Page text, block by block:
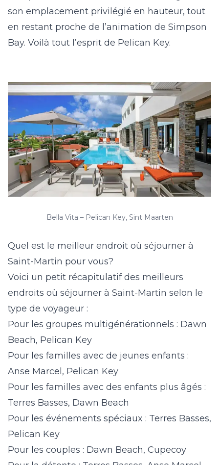
son emplacement privilégié en hauteur, tout
en restant proche de l’animation de Simpson
Bay. Voilà tout l’esprit de Pelican Key.
Bella Vita – Pelican Key, Sint Maarten
Quel est le meilleur endroit où séjourner à
Saint-Martin pour vous?
Voici un petit récapitulatif des meilleurs
endroits où séjourner à Saint-Martin selon le
type de voyageur :
Pour les groupes multigénérationnels : Dawn
Beach, Pelican Key
Pour les familles avec de jeunes enfants :
Anse Marcel, Pelican Key
Pour les familles avec des enfants plus âgés :
Terres Basses, Dawn Beach
Pour les événements spéciaux : Terres Basses,
Pelican Key
Pour les couples : Dawn Beach, Cupecoy